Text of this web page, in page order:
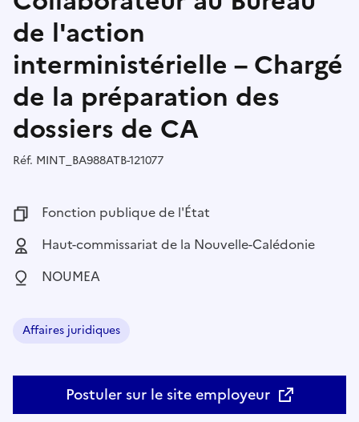
de l'action
interministérielle – Chargé
de la préparation des
dossiers de CA
Réf. Référence :
MINT_BA988ATB-121077
Fonction publique :
Fonction publique de l'État
Employeur :
Haut-commissariat de la Nouvelle-Calédonie
Localisation :
NOUMEA
Domaine :
Affaires juridiques
Postuler sur le site employeur